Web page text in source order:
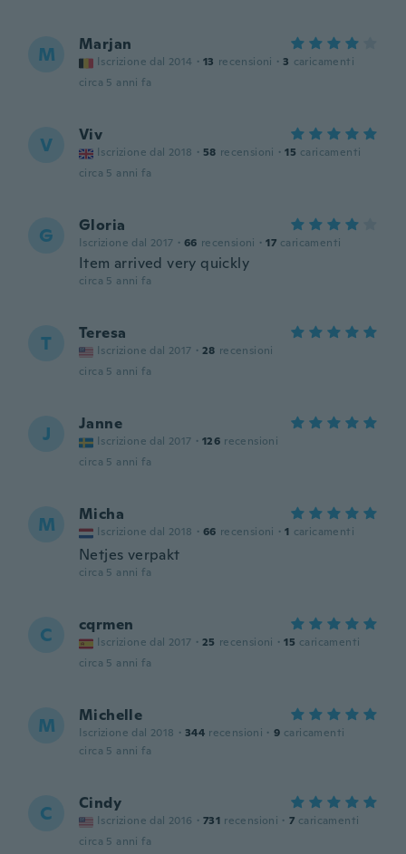
M Marjan
Iscrizione dal 2014 · 13 recensioni · 3 caricamenti
circa 5 anni fa
V Viv
Iscrizione dal 2018 · 58 recensioni · 15 caricamenti
circa 5 anni fa
G Gloria
Iscrizione dal 2017 · 66 recensioni · 17 caricamenti
Item arrived very quickly
circa 5 anni fa
T Teresa
Iscrizione dal 2017 · 28 recensioni
circa 5 anni fa
J Janne
Iscrizione dal 2017 · 126 recensioni
circa 5 anni fa
M Micha
Iscrizione dal 2018 · 66 recensioni · 1 caricamenti
Netjes verpakt
circa 5 anni fa
C cqrmen
Iscrizione dal 2017 · 25 recensioni · 15 caricamenti
circa 5 anni fa
M Michelle
Iscrizione dal 2018 · 344 recensioni · 9 caricamenti
circa 5 anni fa
C Cindy
Iscrizione dal 2016 · 731 recensioni · 7 caricamenti
circa 5 anni fa